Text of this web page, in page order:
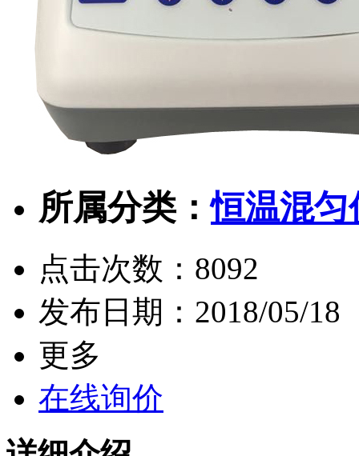
所属分类：恒温混匀
点击次数： 8092
发布日期： 2018/05/18
更多
在线询价